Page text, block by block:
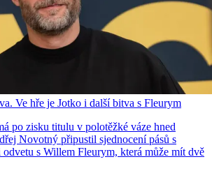
Ve hře je Jotko i další bitva s Fleurym
po zisku titulu v polotěžké váze hned
Novotný připustil sjednocení pásů s
s Willem Fleurym, která může mít dvě